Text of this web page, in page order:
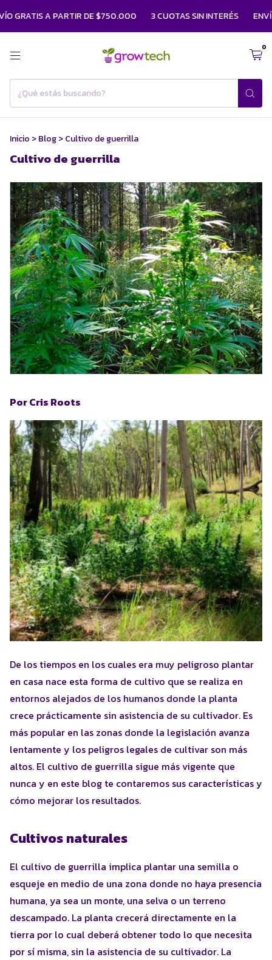
A PARTIR DE $750.000 3 CUOTAS SIN INTERÉS ENVÍO
0
Inicio >Blog>Cultivo de guerrilla
Cultivo de guerrilla
Por Cris Roots
De los tiempos en los cuales era muy peligroso plantar
en casa nace esta forma de cultivo que se realiza en
entornos alejados de los humanos donde la planta
crece prácticamente sin asistencia de su cultivador. Es
más popular en las zonas donde la legislación avanza
lentamente y los peligros legales de cultivar son más
altos. El cultivo de guerrilla sigue más vigente que
nunca y en este blog te contaremos sus características y
cómo mejorar los resultados.
Cultivos naturales
El cultivo de guerrilla implica plantar una semilla o
esqueje en medio de una zona donde no haya presencia
humana, ya sea un monte, una selva o un terreno
descampado. La planta crecerá directamente en la
tierra por lo cual deberá obtener todo lo que necesita
por sí misma, sin la asistencia de su cultivador. La